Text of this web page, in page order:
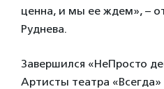
ценна, и мы ее ждем», –
Руднева.
Завершился «НеПросто
Артисты театра